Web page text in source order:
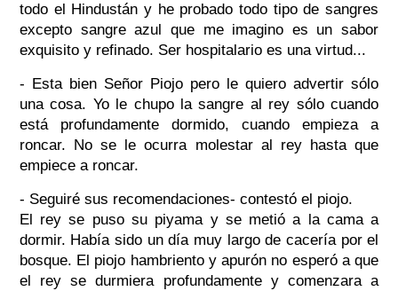
todo el Hindustán y he probado todo tipo de sangres
excepto sangre azul que me imagino es un sabor
exquisito y refinado. Ser hospitalario es una virtud...
- Esta bien Señor Piojo pero le quiero advertir sólo
una cosa. Yo le chupo la sangre al rey sólo cuando
está profundamente dormido, cuando empieza a
roncar. No se le ocurra molestar al rey hasta que
empiece a roncar.
- Seguiré sus recomendaciones- contestó el piojo.
El rey se puso su piyama y se metió a la cama a
dormir. Había sido un día muy largo de cacería por el
bosque. El piojo hambriento y apurón no esperó a que
el rey se durmiera profundamente y comenzara a